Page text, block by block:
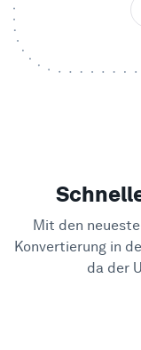
Mit den
Konvertierung in
da der